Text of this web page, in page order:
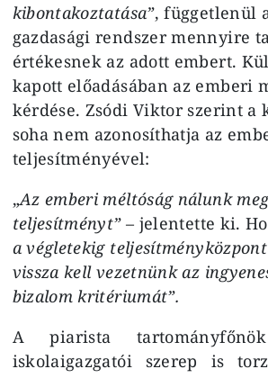
kibontakoztatása”, függetlenül
gazdasági rendszer mennyire
értékesnek az adott embert.
kapott előadásában az emberi
kérdése. Zsódi Viktor szerint a
soha nem azonosíthatja az
teljesítményével:
„Az emberi méltóság nálunk
teljesítményt”– jelentette ki.
a végletekig
vissza kell vezetnünk az
bizalom kritériumát”.
A piarista
iskolaigazgatói szerep is